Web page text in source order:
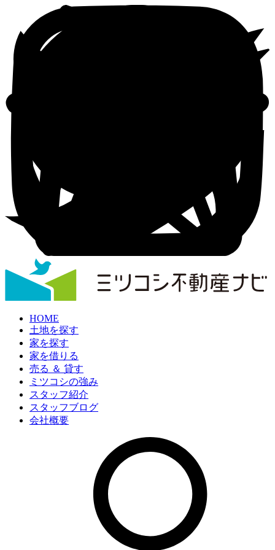
HOME
土地を探す
家を探す
家を借りる
売る ＆ 貸す
ミツコシの強み
スタッフ紹介
スタッフブログ
会社概要